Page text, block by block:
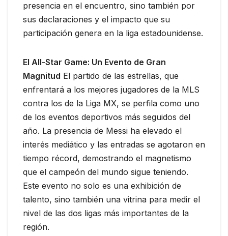
presencia en el encuentro, sino también por
sus declaraciones y el impacto que su
participación genera en la liga estadounidense.
El All-Star Game: Un Evento de Gran
Magnitud El partido de las estrellas, que
enfrentará a los mejores jugadores de la MLS
contra los de la Liga MX, se perfila como uno
de los eventos deportivos más seguidos del
año. La presencia de Messi ha elevado el
interés mediático y las entradas se agotaron en
tiempo récord, demostrando el magnetismo
que el campeón del mundo sigue teniendo.
Este evento no solo es una exhibición de
talento, sino también una vitrina para medir el
nivel de las dos ligas más importantes de la
región.